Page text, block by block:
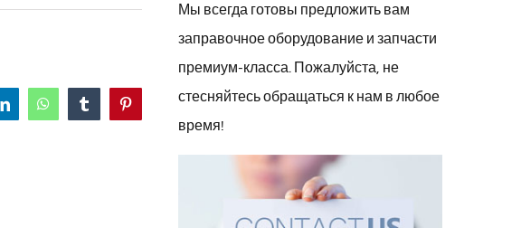
LinkedInWhatsAppTumblrPinterest
Мы всегда готовы предложить вам
заправочное оборудование и запчасти
премиум-класса. Пожалуйста, не
стесняйтесь обращаться к нам в любое
время!